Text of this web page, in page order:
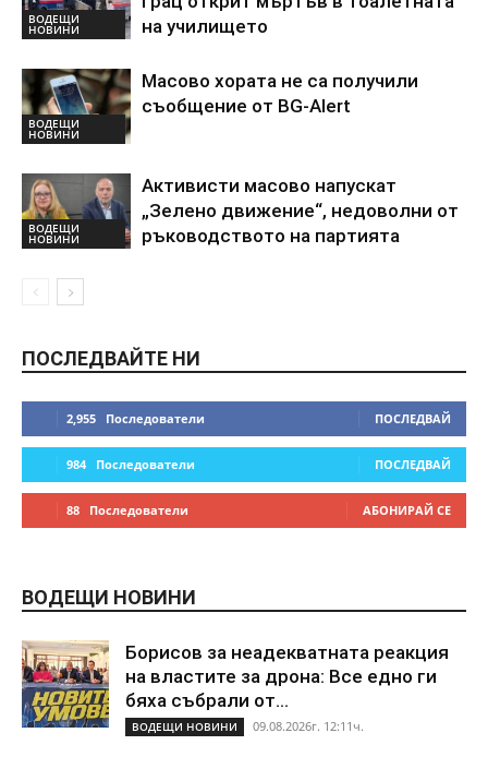
ВОДЕЩИ
НОВИНИ
на училището
ВОДЕЩИ
НОВИНИ
Масово хората не са получили
съобщение от BG-Alert
ВОДЕЩИ
НОВИНИ
Активисти масово напускат
„Зелено движение“, недоволни от
ръководството на партията
ПОСЛЕДВАЙТЕ НИ
2,955 Последователи ПОСЛЕДВАЙ
984 Последователи ПОСЛЕДВАЙ
88 Последователи АБОНИРАЙ СЕ
ВОДЕЩИ НОВИНИ
Борисов за неадекватната реакция
на властите за дрона: Все едно ги
бяха събрали от...
ВОДЕЩИ НОВИНИ 09.08.2026г. 12:11ч.